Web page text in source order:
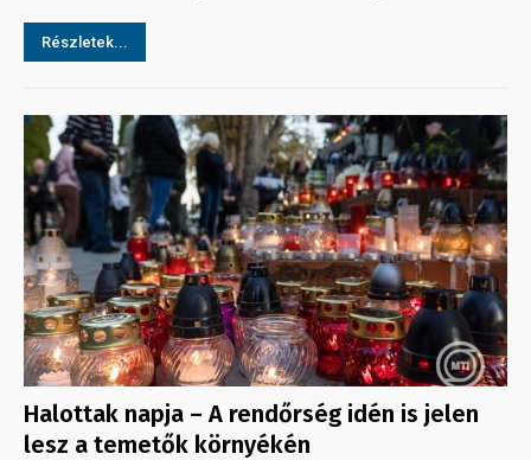
Részletek...
Halottak napja – A rendőrség idén is jelen
lesz a temetők környékén